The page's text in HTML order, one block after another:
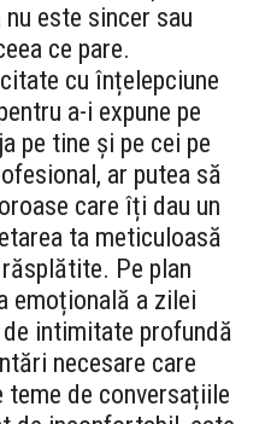
este sincer sau
ce pare.
cu înțelepciune
a-i expune pe
pe tine și pe cei pe
ar putea să
care îți dau un
ta meticuloasă
Pe plan
emoțională a zilei
intimitate profundă
necesare care
de conversațiile